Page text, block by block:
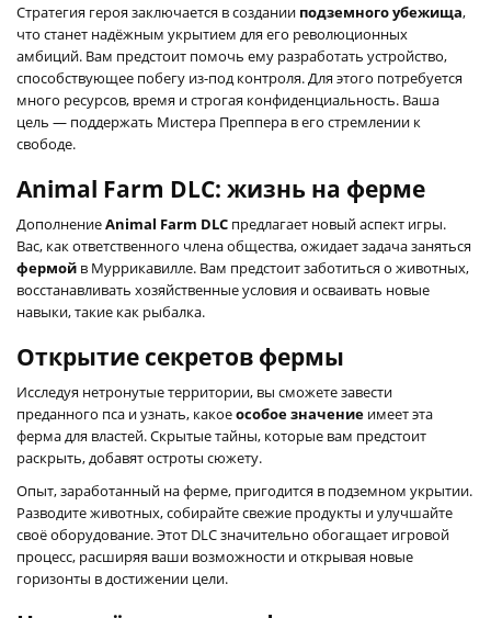
Стратегия героя заключается в создании подземного убежища,
что станет надёжным укрытием для его революционных
амбиций. Вам предстоит помочь ему разработать устройство,
способствующее побегу из-под контроля. Для этого потребуется
много ресурсов, время и строгая конфиденциальность. Ваша
цель — поддержать Мистера Преппера в его стремлении к
свободе.
Animal Farm DLC: жизнь на ферме
ДополнениеAnimal Farm DLC предлагает новый аспект игры.
Вас, как ответственного члена общества, ожидает задача заняться
фермой в Муррикавилле. Вам предстоит заботиться о животных,
восстанавливать хозяйственные условия и осваивать новые
навыки, такие как рыбалка.
Открытие секретов фермы
Исследуя нетронутые территории, вы сможете завести
преданного пса и узнать, какоеособое значение имеет эта
ферма для властей. Скрытые тайны, которые вам предстоит
раскрыть, добавят остроты сюжету.
Опыт, заработанный на ферме, пригодится в подземном укрытии.
Разводите животных, собирайте свежие продукты и улучшайте
своё оборудование. Этот DLC значительно обогащает игровой
процесс, расширяя ваши возможности и открывая новые
горизонты в достижении цели.